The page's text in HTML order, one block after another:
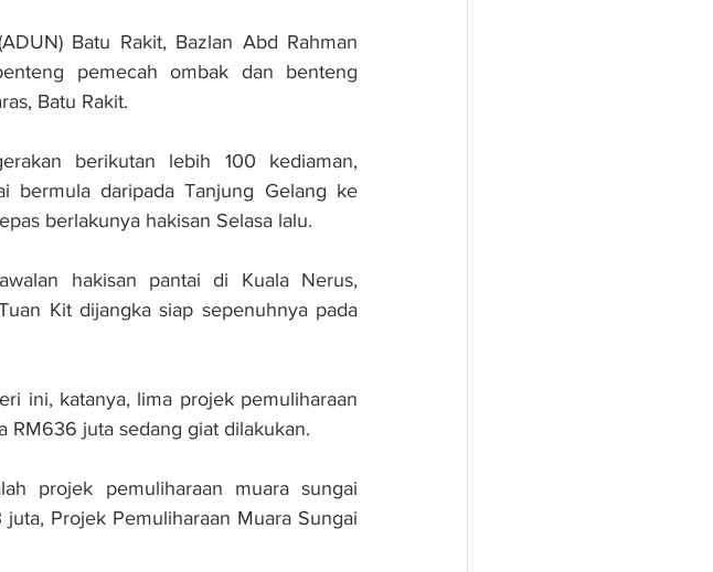
Batu Rakit, Bazlan Abd Rahman
pemecah ombak dan benteng
Batu Rakit.
berikutan lebih 100 kediaman,
bermula daripada Tanjung Gelang ke
berlakunya hakisan Selasa lalu.
hakisan pantai di Kuala Nerus,
Kit dijangka siap sepenuhnya pada
ini, katanya, lima projek pemuliharaan
RM636 juta sedang giat dilakukan.
projek pemuliharaan muara sungai
Projek Pemuliharaan Muara Sungai